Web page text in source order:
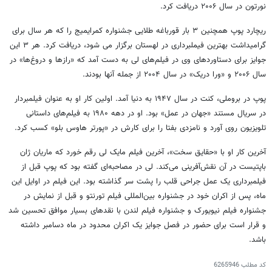
نورتون در سال ۲۰۰۶ دریافت کرد.
ریچارد پوپ همچنین ۳ بار قورباغه طلایی جشنواره کمرایمیج را که هر سال برای
گرامیداشت بهترین فیملبرداری در لهستان برگزار می شود، دریافت کرد. هر ۳ این
جوایز برای دستاوردهای وی در فیلم‌های لی به دست آمد که «رازها و دروغ‌ها» در
سال ۲۰۰۶ و «ورا دریک» در سال ۲۰۰۴ از جمله آنها بودند.
پوپ در بروملی، کنت در سال ۱۹۴۷ به دنیا آمد. اولین کار او به عنوان فیلمبردار
در سریال مستند «جهان در عمل» بود. او در دهه ۱۹۸۰ به فیلم‌های داستانی
تلویزیون روی آورد و نامزدی بفتا را برای کارش در «پورتر هاوس بلو» کسب کرد.
آخرین کار او با «حقایق سخت»، آخرین فیلم مایک لی رقم خورد که ماریان ژان
باپتیست در آن نقش‌آفرینی می‌کند. لی در مصاحبه‌ای گفته بود که پوپ قبل از
فیلمبرداری یک عمل جراحی قلب را پشت سر گذاشته بود. این فیلم در اوایل این
ماه، پس از اکران خود در جشنواره بین‌المللی فیلم تورنتو و قبل از نمایش در
جشنواره فیلم نیویورک و جشنواره فیلم لندن با نقدهای بسیار موافق تحسین شد
و قرار است برای حضور در فصل جوایز یک اکران محدود در ماه دسامبر داشته
باشد.
کد مطلب6265946